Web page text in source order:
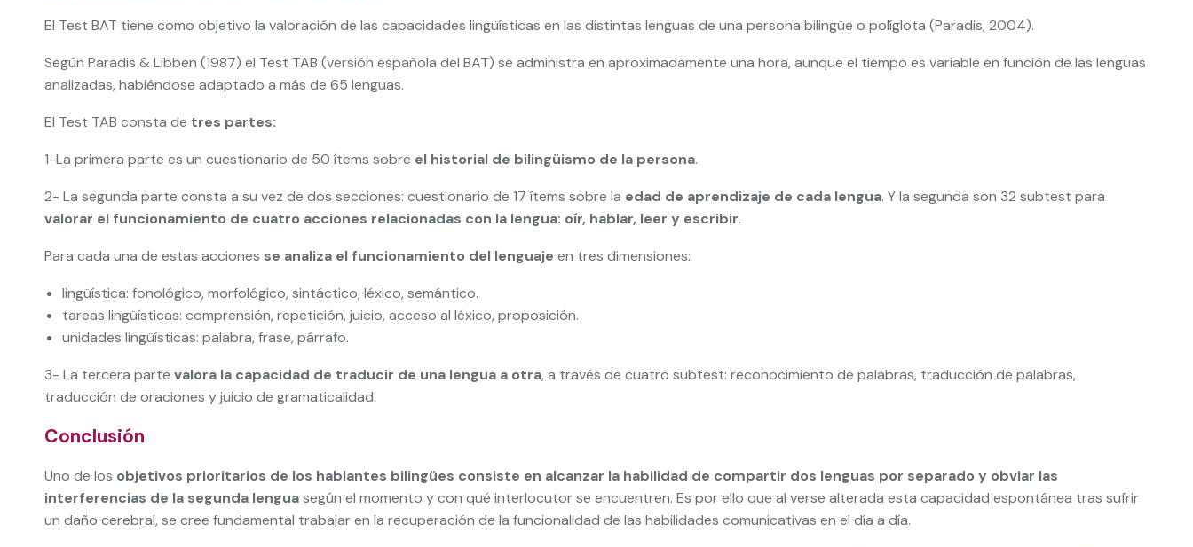
El Test BAT tiene como objetivo la valoración de las capacidades lingüísticas en las distintas lenguas de una persona bilingüe o políglota (Paradis, 2004).
Según Paradis & Libben (1987) el Test TAB (versión española del BAT) se administra en aproximadamente una hora, aunque el tiempo es variable en función de las lenguas
analizadas, habiéndose adaptado a más de 65 lenguas.
El Test TAB consta de tres partes:
1-La primera parte es un cuestionario de 50 ítems sobre el historial de bilingüismo de la persona.
2- La segunda parte consta a su vez de dos secciones: cuestionario de 17 ítems sobre la edad de aprendizaje de cada lengua. Y la segunda son 32 subtest para
valorar el funcionamiento de cuatro acciones relacionadas con la lengua: oír, hablar, leer y escribir.
Para cada una de estas acciones se analiza el funcionamiento del lenguaje en tres dimensiones:
lingüística: fonológico, morfológico, sintáctico, léxico, semántico.
tareas lingüísticas: comprensión, repetición, juicio, acceso al léxico, proposición.
unidades lingüísticas: palabra, frase, párrafo.
3- La tercera parte valora la capacidad de traducir de una lengua a otra, a través de cuatro subtest: reconocimiento de palabras, traducción de palabras,
traducción de oraciones y juicio de gramaticalidad.
Conclusión
Uno de los objetivos prioritarios de los hablantes bilingües consiste en alcanzar la habilidad de compartir dos lenguas por separado y obviar las
interferencias de la segunda lenguasegún el momento y con qué interlocutor se encuentren. Es por ello que al verse alterada esta capacidad espontánea tras sufrir
un daño cerebral, se cree fundamental trabajar en la recuperación de la funcionalidad de las habilidades comunicativas en el día a día.